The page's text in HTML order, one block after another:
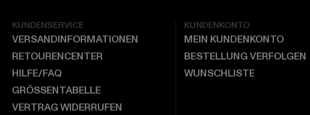
KUNDENSERVICE
VERSANDINFORMATIONEN
RETOURENCENTER
HILFE/FAQ
GRÖSSENTABELLE
VERTRAG WIDERRUFEN
KUNDENKONTO
MEIN KUNDENKONTO
BESTELLUNG VERFOLGEN
WUNSCHLISTE